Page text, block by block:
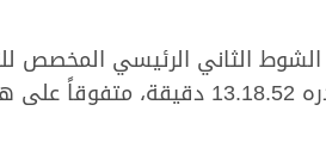
الثاني الرئيسي المخصص
الذي تألق وانتزع الناموس القوي وسط منافسة شرسة،